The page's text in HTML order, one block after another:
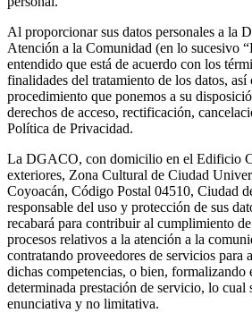
Al proporcionar sus datos personales a la
Atención a la Comunidad (en lo sucesivo
entendido que está de acuerdo con los
finalidades del tratamiento de los datos,
procedimiento que ponemos a su
derechos de acceso, rectificación,
Política de Privacidad.
La DGACO, con domicilio en el Edificio
exteriores, Zona Cultural de Ciudad
Coyoacán, Código Postal 04510, Ciudad
responsable del uso y protección de sus
recabará para contribuir al cumplimiento
procesos relativos a la atención a la
contratando proveedores de servicios para
dichas competencias, o bien, formalizando
determinada prestación de servicio, lo cual
enunciativa y no limitativa.